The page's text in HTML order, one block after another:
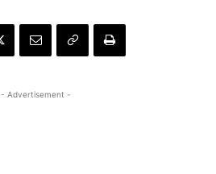
- Advertisement -